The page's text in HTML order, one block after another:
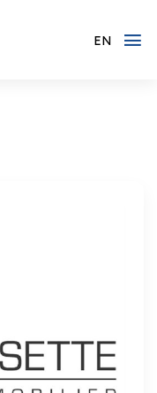
EN